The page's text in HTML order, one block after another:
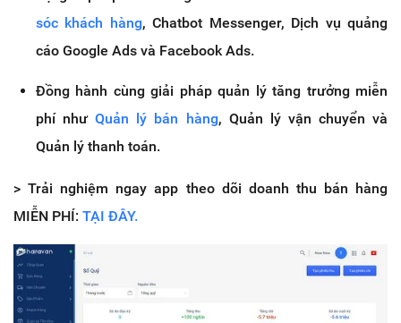
sóc khách hàng, Chatbot Messenger, Dịch vụ quảng
cáo Google Ads và Facebook Ads.
Đồng hành cùng giải pháp quản lý tăng trưởng miễn
phí nhưQuản lý bán hàng, Quản lý vận chuyển và
Quản lý thanh toán.
> Trải nghiệm ngay app theo dõi doanh thu bán hàng
MIỄN PHÍ: TẠI ĐÂY.